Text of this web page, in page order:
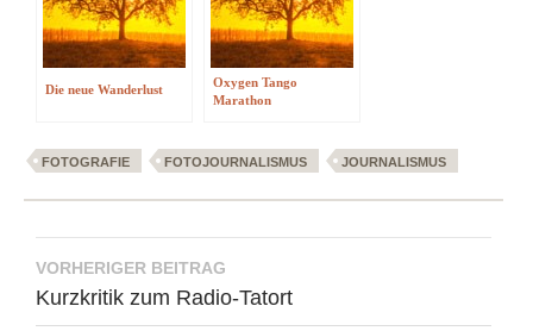
Die neue Wanderlust
Oxygen Tango
Marathon
FOTOGRAFIE FOTOJOURNALISMUS JOURNALISMUS
Beitragsnavigation
VORHERIGER BEITRAG
Kurzkritik zum Radio-Tatort